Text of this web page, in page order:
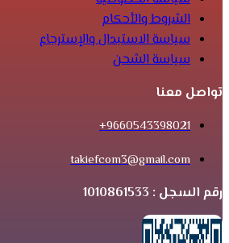
الشروط والأحكام
سياسة الاستبدال والإسترجاع
سياسة الشحن
تواصل معنا
9660543398021+
takiefcom3@gmail.com
رقم السجل : 1010861533